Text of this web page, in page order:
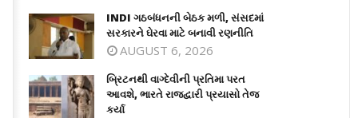
INDI ગઠબંધનની બેઠક મળી, સંસદમાં
સરકારને ઘેરવા માટે બનાવી રણનીતિ
AUGUST 6, 2026
બ્રિટનથી વાગ્દેવીની પ્રતિમા પરત
આવશે, ભારતે રાજદ્વારી પ્રયાસો તેજ
કર્યા